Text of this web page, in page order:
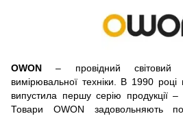
OWON– провідний світовий
вимірювальної техніки. В 1990
випустила першу серію продукції
Товари OWON задовольняють